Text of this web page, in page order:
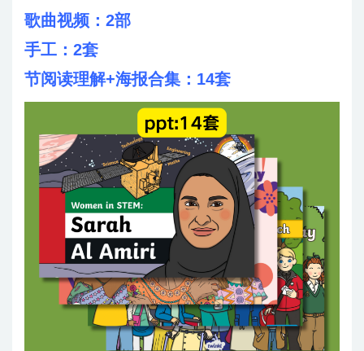
歌曲视频：2部
手工：2套
节阅读理解+海报合集：14套